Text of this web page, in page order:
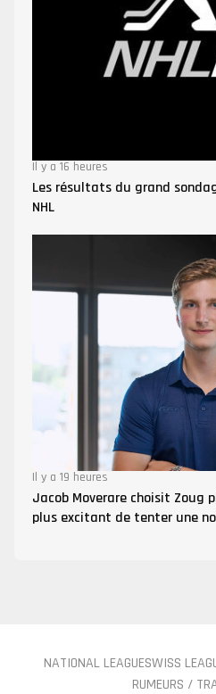
Il y a 16 heures
Les résultats du grand
NHL
Il y a 19 heures
Jacob Moverare choisit Zoug
plus excitant de tenter une
NATIONAL LEAGUESWISS
RUMEURS /